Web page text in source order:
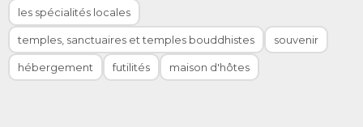
les spécialités locales
temples, sanctuaires et temples bouddhistes souvenir
hébergement futilités maison d'hôtes